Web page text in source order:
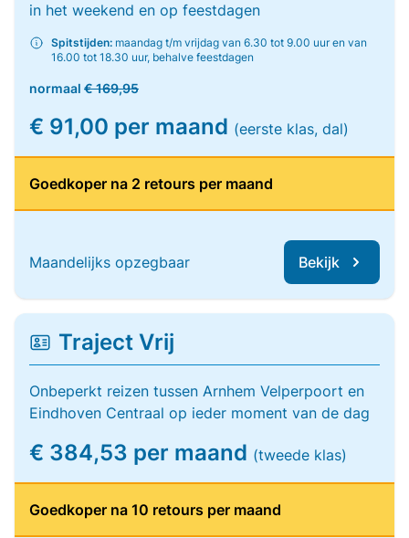
in het weekend en op feestdagen
Spitstijden: maandag t/m vrijdag van 6.30 tot 9.00 uur en van
16.00 tot 18.30 uur, behalve feestdagen
normaal € 169,95
€ 91,00 per maand (eerste klas, dal)
Goedkoper na 2 retours per maand
Maandelijks opzegbaar Bekijk
Traject Vrij
Onbeperkt reizen tussen Arnhem Velperpoort en
Eindhoven Centraal op ieder moment van de dag
€ 384,53 per maand (tweede klas)
Goedkoper na 10 retours per maand